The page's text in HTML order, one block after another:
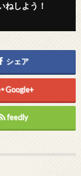
ねしよう！
シェア
Google+
feedly